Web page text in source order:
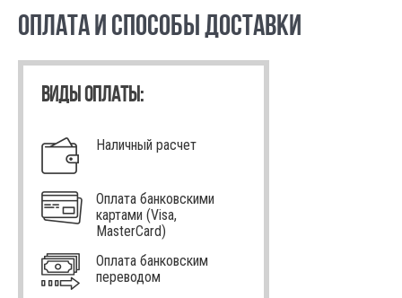
ОПЛАТА И СПОСОБЫ ДОСТАВКИ
ВИДЫ ОПЛАТЫ:
Наличный расчет
Оплата банковскими
картами (Visa,
MasterCard)
Оплата банковским
переводом